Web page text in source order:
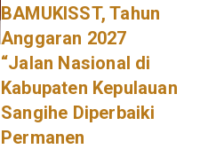
BAMUKISST, Tahun
Anggaran 2027
“Jalan Nasional di
Kabupaten Kepulauan
Sangihe Diperbaiki
Permanen